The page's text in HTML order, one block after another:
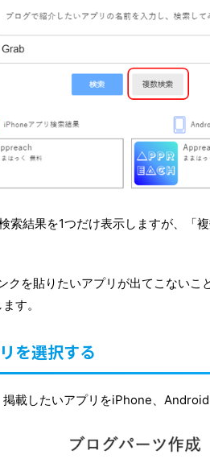
索結果を1つだけ表示しますが、「
クを貼りたいアプリが出てこない
す。
を選択する
載したいアプリをiPhone、Android